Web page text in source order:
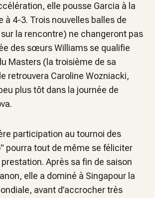
elle pousse Garcia à la
à 4-3. Trois nouvelles balles de
la rencontre) ne changeront pas
des sœurs Williams se qualifie
Masters (la troisième de sa
retrouvera Caroline Wozniacki,
plus tôt dans la journée de
participation au tournoi des
pourra tout de même se féliciter
prestation. Après sa fin de saison
elle a dominé à Singapour la
avant d’accrocher très